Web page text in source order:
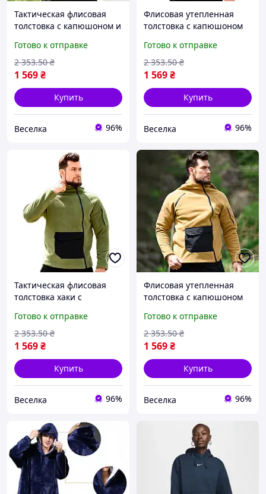
Тактическая флисовая
толстовка с капюшоном и
для активного отдыха и
повседневной носки
FLAME
Готово к отправке
1 569₴
2 353.50 ₴
Купить
Веселка 96%
Флисовая утепленная
толстовка с капюшоном
активного отдыха и
тренировок хаки FLAME
Готово к отправке
1 569₴
2 353.50 ₴
Купить
Веселка 96%
Тактическая флисовая
толстовка хаки с
для активного отдыха и
повседневной носки
FLAME
Готово к отправке
1 569₴
2 353.50 ₴
Купить
Веселка 96%
Флисовая утепленная
толстовка с капюшоном
активного отдыха на
природе и в городе
FLAME
Готово к отправке
1 569₴
2 353.50 ₴
Купить
Веселка 96%